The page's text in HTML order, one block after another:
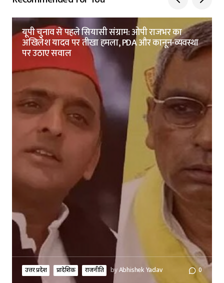
यूपी चुनाव से पहले सियासी संग्राम: ओपी राजभर का
अखिलेश यादव पर तीखा हमला, PDA और कानून-व्यवस्था
पर उठाए सवाल
उत्तर प्रदेश प्रादेशिक राजनीति byAbhishek Yadav 0